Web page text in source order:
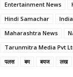
Entertainment News
Hindi Samachar
Maharashtra News
Tarunmitra Media Pvt
पलस
बम बयज लख